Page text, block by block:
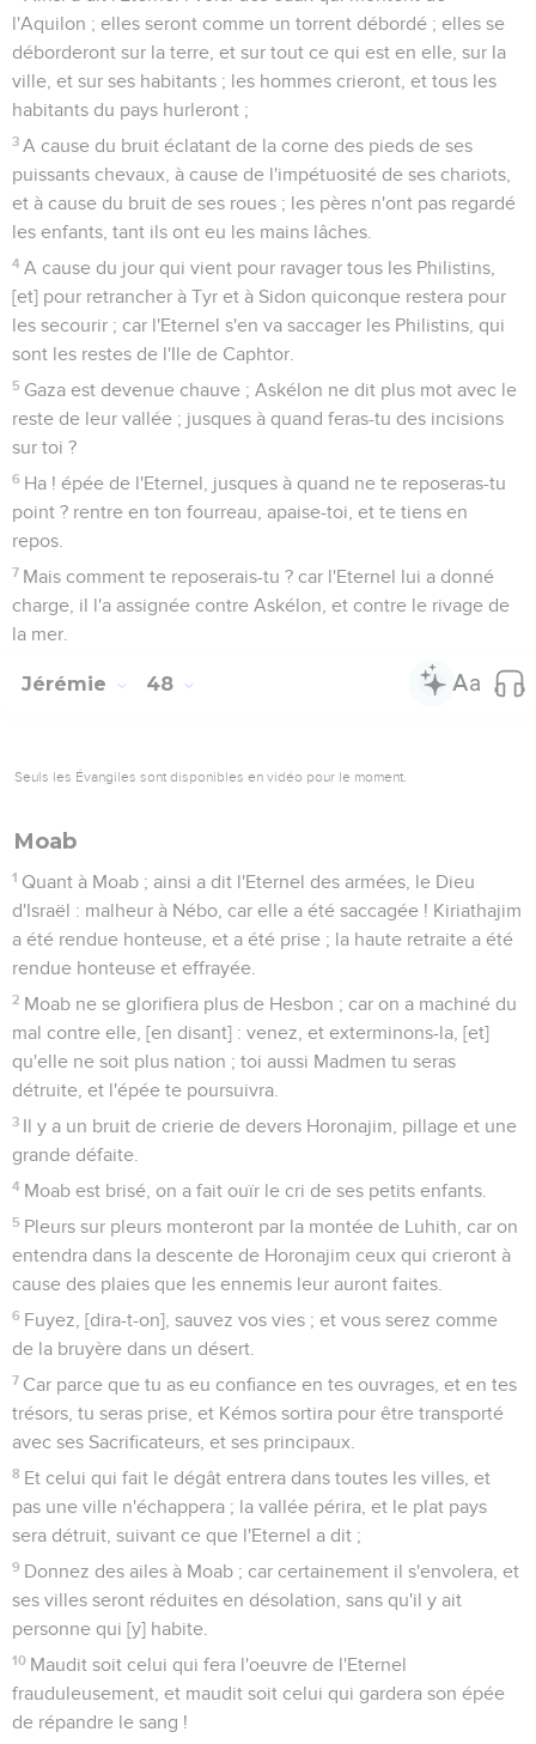
l'Aquilon ; elles seront comme un torrent débordé ; elles se
déborderont sur la terre, et sur tout ce qui est en elle, sur la
ville, et sur ses habitants ; les hommes crieront, et tous les
habitants du pays hurleront ;
3 A cause du bruit éclatant de la corne des pieds de ses
puissants chevaux, à cause de l'impétuosité de ses chariots,
et à cause du bruit de ses roues ; les pères n'ont pas regardé
les enfants, tant ils ont eu les mains lâches.
4 A cause du jour qui vient pour ravager tous les Philistins,
[et] pour retrancher à Tyr et à Sidon quiconque restera pour
les secourir ; car l'Eternel s'en va saccager les Philistins, qui
sont les restes de l'Ile de Caphtor.
5 Gaza est devenue chauve ; Askélon ne dit plus mot avec le
reste de leur vallée ; jusques à quand feras-tu des incisions
sur toi ?
6 Ha ! épée de l'Eternel, jusques à quand ne te reposeras-tu
point ? rentre en ton fourreau, apaise-toi, et te tiens en
repos.
7 Mais comment te reposerais-tu ? car l'Eternel lui a donné
charge, il l'a assignée contre Askélon, et contre le rivage de
la mer.
Jérémie 48
Seuls les Évangiles sont disponibles en vidéo pour le moment.
Moab
1 Quant à Moab ; ainsi a dit l'Eternel des armées, le Dieu
d'Israël : malheur à Nébo, car elle a été saccagée ! Kiriathajim
a été rendue honteuse, et a été prise ; la haute retraite a été
rendue honteuse et effrayée.
2 Moab ne se glorifiera plus de Hesbon ; car on a machiné du
mal contre elle, [en disant] : venez, et exterminons-la, [et]
qu'elle ne soit plus nation ; toi aussi Madmen tu seras
détruite, et l'épée te poursuivra.
3 Il y a un bruit de crierie de devers Horonajim, pillage et une
grande défaite.
4 Moab est brisé, on a fait ouïr le cri de ses petits enfants.
5 Pleurs sur pleurs monteront par la montée de Luhith, car on
entendra dans la descente de Horonajim ceux qui crieront à
cause des plaies que les ennemis leur auront faites.
6 Fuyez, [dira-t-on], sauvez vos vies ; et vous serez comme
de la bruyère dans un désert.
7 Car parce que tu as eu confiance en tes ouvrages, et en tes
trésors, tu seras prise, et Kémos sortira pour être transporté
avec ses Sacrificateurs, et ses principaux.
8 Et celui qui fait le dégât entrera dans toutes les villes, et
pas une ville n'échappera ; la vallée périra, et le plat pays
sera détruit, suivant ce que l'Eternel a dit ;
9 Donnez des ailes à Moab ; car certainement il s'envolera, et
ses villes seront réduites en désolation, sans qu'il y ait
personne qui [y] habite.
10 Maudit soit celui qui fera l'oeuvre de l'Eternel
frauduleusement, et maudit soit celui qui gardera son épée
de répandre le sang !